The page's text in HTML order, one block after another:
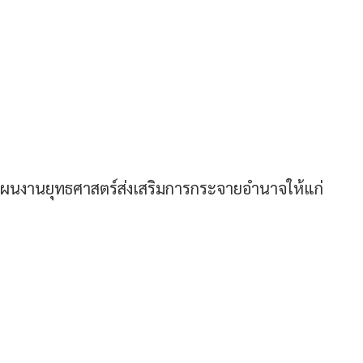
านยุทธศาสตร์ส่งเสริมการกระจายอำนาจให้แก่